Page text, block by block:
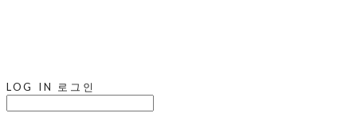
LOG IN 로그인